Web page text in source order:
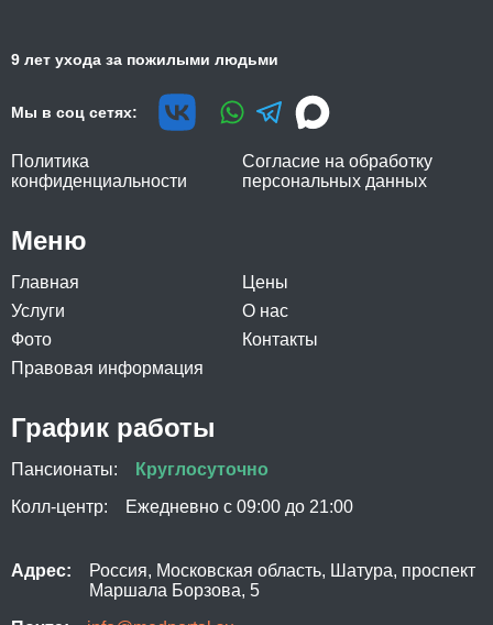
9 лет ухода за пожилыми людьми
Мы в соц сетях:
Политика
конфиденциальности
Согласие на обработку
персональных данных
Меню
Главная
Цены
Услуги
О нас
Фото
Контакты
Правовая информация
График работы
Пансионаты:
Круглосуточно
Колл-центр:
Ежедневно с 09:00 до 21:00
Адрес:
Россия, Московская область, Шатура, проспект
Маршала Борзова, 5